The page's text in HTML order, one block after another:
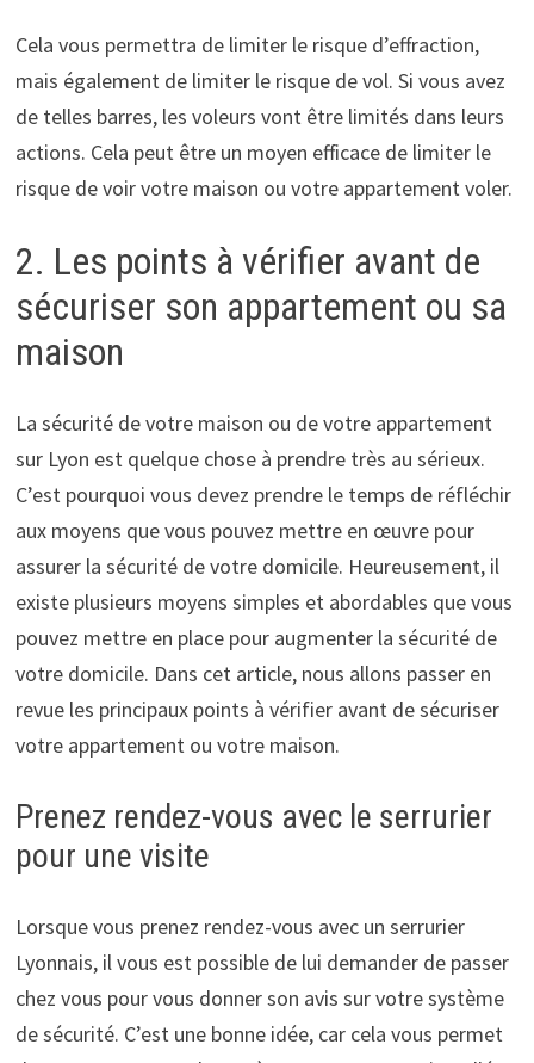
Cela vous permettra de limiter le risque d’effraction,
mais également de limiter le risque de vol. Si vous avez
de telles barres, les voleurs vont être limités dans leurs
actions. Cela peut être un moyen efficace de limiter le
risque de voir votre maison ou votre appartement voler.
2. Les points à vérifier avant de
sécuriser son appartement ou sa
maison
La sécurité de votre maison ou de votre appartement
sur Lyon est quelque chose à prendre très au sérieux.
C’est pourquoi vous devez prendre le temps de réfléchir
aux moyens que vous pouvez mettre en œuvre pour
assurer la sécurité de votre domicile. Heureusement, il
existe plusieurs moyens simples et abordables que vous
pouvez mettre en place pour augmenter la sécurité de
votre domicile. Dans cet article, nous allons passer en
revue les principaux points à vérifier avant de sécuriser
votre appartement ou votre maison.
Prenez rendez-vous avec le serrurier
pour une visite
Lorsque vous prenez rendez-vous avec un serrurier
Lyonnais, il vous est possible de lui demander de passer
chez vous pour vous donner son avis sur votre système
de sécurité. C’est une bonne idée, car cela vous permet